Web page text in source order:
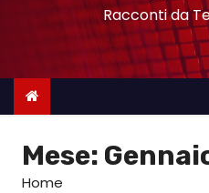
o
Racconti da
Mese:
Home